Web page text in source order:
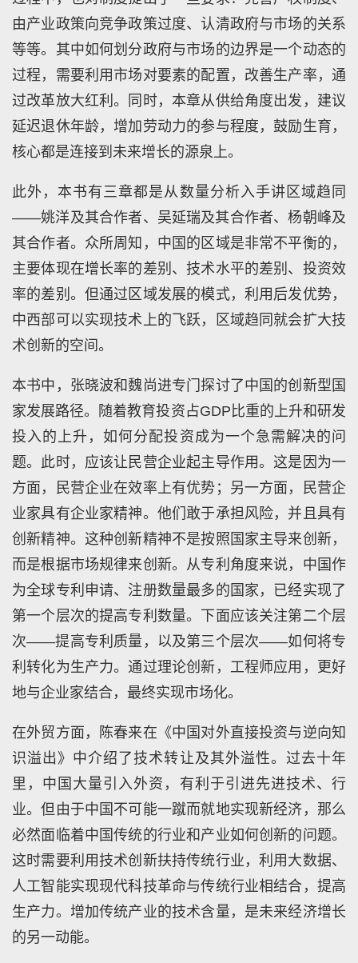
由产业政策向竞争政策过度、认清政府与市场的关系
等等。其中如何划分政府与市场的边界是一个动态的
过程，需要利用市场对要素的配置，改善生产率，通
过改革放大红利。同时，本章从供给角度出发，建议
延迟退休年龄，增加劳动力的参与程度，鼓励生育，
核心都是连接到未来增长的源泉上。
此外，本书有三章都是从数量分析入手讲区域趋同
——姚洋及其合作者、吴延瑞及其合作者、杨朝峰及
其合作者。众所周知，中国的区域是非常不平衡的，
主要体现在增长率的差别、技术水平的差别、投资效
率的差别。但通过区域发展的模式，利用后发优势，
中西部可以实现技术上的飞跃，区域趋同就会扩大技
术创新的空间。
本书中，张晓波和魏尚进专门探讨了中国的创新型国
家发展路径。随着教育投资占GDP比重的上升和研发
投入的上升，如何分配投资成为一个急需解决的问
题。此时，应该让民营企业起主导作用。这是因为一
方面，民营企业在效率上有优势；另一方面，民营企
业家具有企业家精神。他们敢于承担风险，并且具有
创新精神。这种创新精神不是按照国家主导来创新，
而是根据市场规律来创新。从专利角度来说，中国作
为全球专利申请、注册数量最多的国家，已经实现了
第一个层次的提高专利数量。下面应该关注第二个层
次——提高专利质量，以及第三个层次——如何将专
利转化为生产力。通过理论创新，工程师应用，更好
地与企业家结合，最终实现市场化。
在外贸方面，陈春来在《中国对外直接投资与逆向知
识溢出》中介绍了技术转让及其外溢性。过去十年
里，中国大量引入外资，有利于引进先进技术、行
业。但由于中国不可能一蹴而就地实现新经济，那么
必然面临着中国传统的行业和产业如何创新的问题。
这时需要利用技术创新扶持传统行业，利用大数据、
人工智能实现现代科技革命与传统行业相结合，提高
生产力。增加传统产业的技术含量，是未来经济增长
的另一动能。